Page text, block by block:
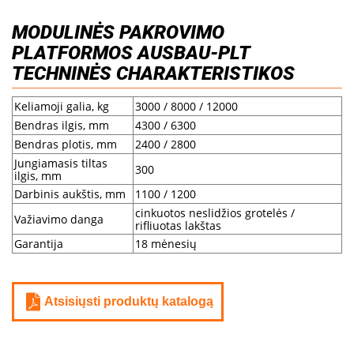
MODULINĖS PAKROVIMO
PLATFORMOS AUSBAU-PLT
TECHNINĖS CHARAKTERISTIKOS
Keliamoji galia, kg
3000 / 8000 / 12000
Bendras ilgis, mm
4300 / 6300
Bendras plotis, mm
2400 / 2800
Jungiamasis tiltas
ilgis, mm
300
Darbinis aukštis, mm
1100 / 1200
Važiavimo danga
cinkuotos neslidžios grotelės /
rifliuotas lakštas
Garantija
18 mėnesių
Atsisiųsti produktų katalogą